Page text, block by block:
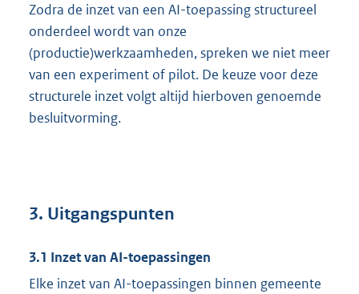
Zodra de inzet van een AI-toepassing structureel
onderdeel wordt van onze
(productie)werkzaamheden, spreken we niet meer
van een experiment of pilot. De keuze voor deze
structurele inzet volgt altijd hierboven genoemde
besluitvorming.
3. Uitgangspunten
3.1 Inzet van AI-toepassingen
Elke inzet van AI-toepassingen binnen gemeente